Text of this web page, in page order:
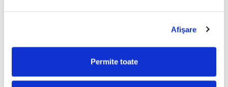
Afişare
Permite toate
ADAUGA IN COS
35,00 Lei
ADAUGA IN COS